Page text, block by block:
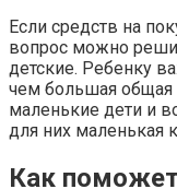
Если средств на
вопрос можно
детские. Ребенку
чем большая общая
маленькие дети и
для них маленькая
Как